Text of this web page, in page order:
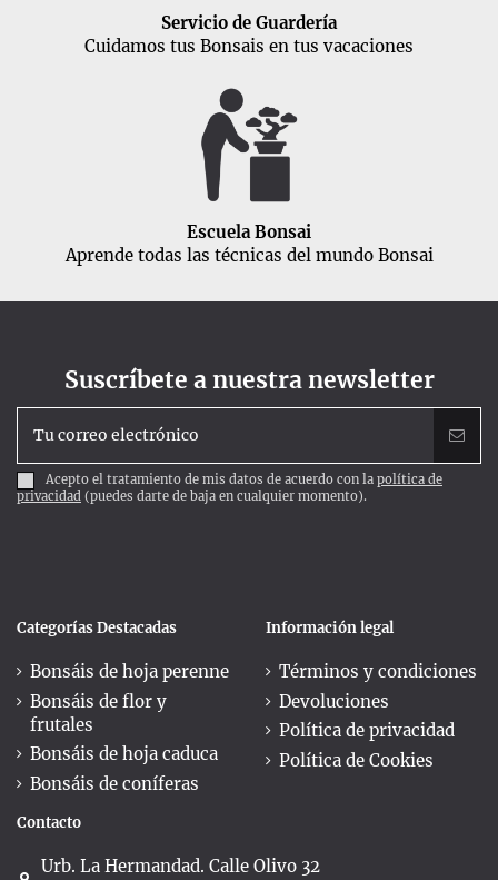
Servicio de Guardería
Cuidamos tus Bonsais en tus vacaciones
Escuela Bonsai
Aprende todas las técnicas del mundo Bonsai
Suscríbete a nuestra newsletter
Acepto el tratamiento de mis datos de acuerdo con la política de
privacidad (puedes darte de baja en cualquier momento).
Categorías Destacadas
Bonsáis de hoja perenne
Bonsáis de flor y
frutales
Bonsáis de hoja caduca
Bonsáis de coníferas
Información legal
Términos y condiciones
Devoluciones
Política de privacidad
Política de Cookies
Contacto
Urb. La Hermandad. Calle Olivo 32